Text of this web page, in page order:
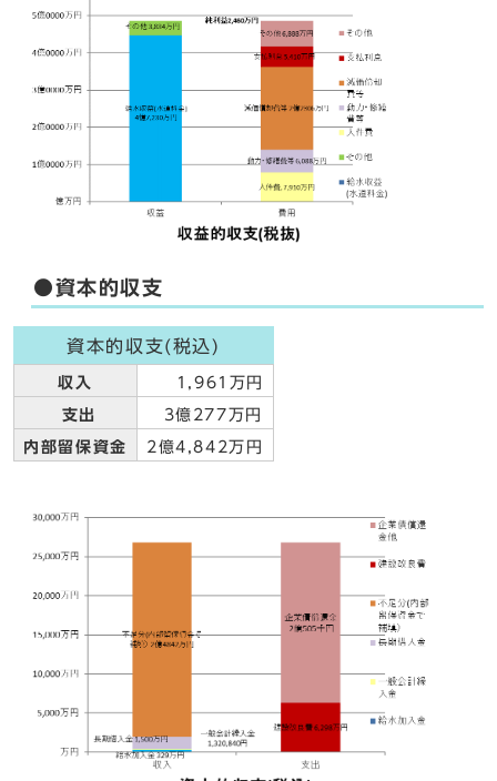
●資本的収支
資本的収支(税込)
収入 1,961万円
支出 3億277万円
内部留保資金 2億4,842万円